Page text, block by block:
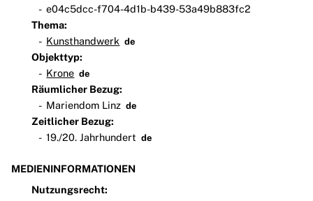
e04c5dcc-f704-4d1b-b439-53a49b883fc2
Thema:
Kunsthandwerk de
Objekttyp:
Krone de
Räumlicher Bezug:
Mariendom Linz de
Zeitlicher Bezug:
19./20. Jahrhundert de
MEDIENINFORMATIONEN
Nutzungsrecht: